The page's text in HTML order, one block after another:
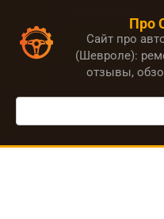
контенту
Про
Сайт про
(Шевроле):
отзывы,
Поиск: